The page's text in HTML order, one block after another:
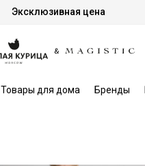
Эксклюзивная цена
Товары для дома Бренды